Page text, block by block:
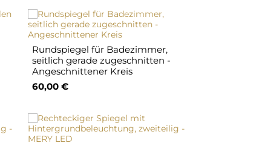
Rundspiegel für Badezimmer,
seitlich gerade zugeschnitten -
Angeschnittener Kreis
60,00 €